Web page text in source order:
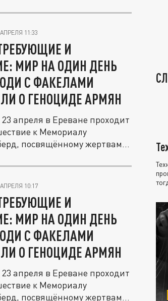
11:33
И
МИР НА ОДИН ДЕНЬ
С ФАКЕЛАМИ
О ГЕНОЦИДЕ АРМЯН
апреля в Ереване проходит
к Мемориалу
посвящённому жертвам...
АПРЕЛЯ 10:17
И
МИР НА ОДИН ДЕНЬ
С ФАКЕЛАМИ
О ГЕНОЦИДЕ АРМЯН
апреля в Ереване проходит
к Мемориалу
посвящённому жертвам...